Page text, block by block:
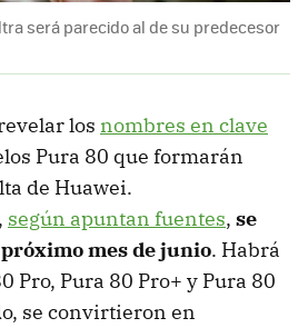
será parecido al de su predecesor
los nombres en clave
Pura 80 que formarán
de Huawei.
según apuntan fuentes, se
mes de junio. Habrá
Pro, Pura 80 Pro+ y Pura 80
se convirtieron en